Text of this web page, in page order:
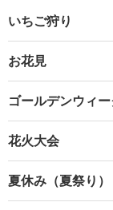
いちご狩り
お花見
ゴールデンウィー
花火大会
夏休み（夏祭り）